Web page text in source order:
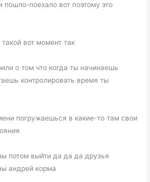
пошло-поехало вот поэтому это
вот момент так
о том что когда ты начинаешь
контролировать время ты
погружаешься в какие-то там свои
потом выйти да да да друзья
андрей корма